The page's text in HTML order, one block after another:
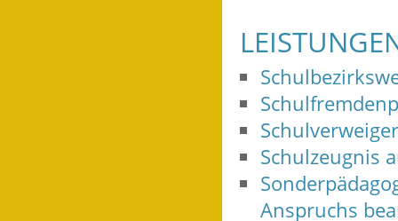
Schulzeugnis
Anspruchs